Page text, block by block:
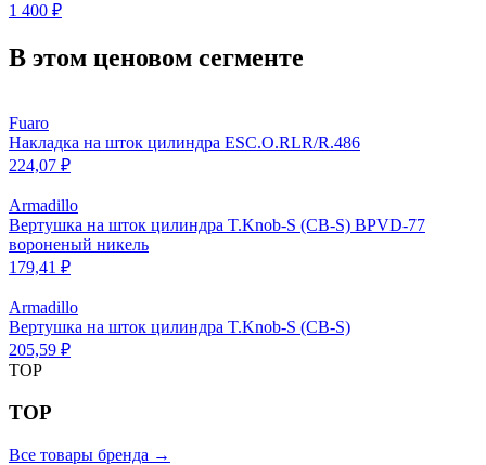
1 400 ₽
В этом ценовом сегменте
Fuaro
Накладка на шток цилиндра ESC.O.RLR/R.486
224,07 ₽
Armadillo
Вертушка на шток цилиндра T.Knob-S (CB-S) BPVD-77
вороненый никель
179,41 ₽
Armadillo
Вертушка на шток цилиндра T.Knob-S (CB-S)
205,59 ₽
ТОР
ТОР
Все товары бренда →